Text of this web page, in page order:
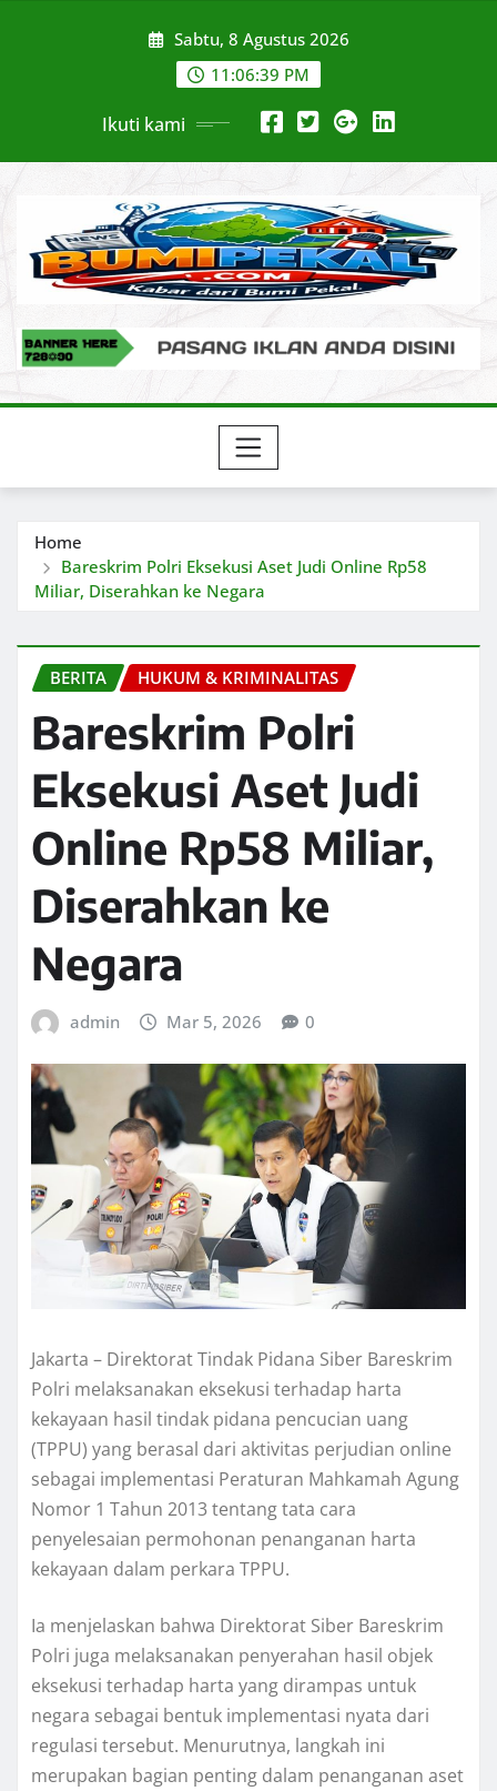
Sabtu, 8 Agustus 2026
11:06:40 PM
Ikuti kami
Home
Bareskrim Polri Eksekusi Aset Judi Online Rp58
Miliar, Diserahkan ke Negara
BERITA HUKUM & KRIMINALITAS
Bareskrim Polri
Eksekusi Aset Judi
Online Rp58 Miliar,
Diserahkan ke
Negara
admin Mar 5, 2026 0
Jakarta – Direktorat Tindak Pidana Siber Bareskrim
Polri melaksanakan eksekusi terhadap harta
kekayaan hasil tindak pidana pencucian uang
(TPPU) yang berasal dari aktivitas perjudian online
sebagai implementasi Peraturan Mahkamah Agung
Nomor 1 Tahun 2013 tentang tata cara
penyelesaian permohonan penanganan harta
kekayaan dalam perkara TPPU.
Ia menjelaskan bahwa Direktorat Siber Bareskrim
Polri juga melaksanakan penyerahan hasil objek
eksekusi terhadap harta yang dirampas untuk
negara sebagai bentuk implementasi nyata dari
regulasi tersebut. Menurutnya, langkah ini
merupakan bagian penting dalam penanganan aset